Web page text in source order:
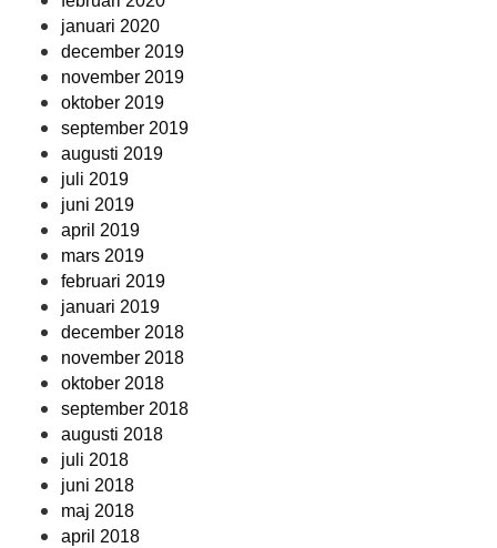
januari 2020
december 2019
november 2019
oktober 2019
september 2019
augusti 2019
juli 2019
juni 2019
april 2019
mars 2019
februari 2019
januari 2019
december 2018
november 2018
oktober 2018
september 2018
augusti 2018
juli 2018
juni 2018
maj 2018
april 2018